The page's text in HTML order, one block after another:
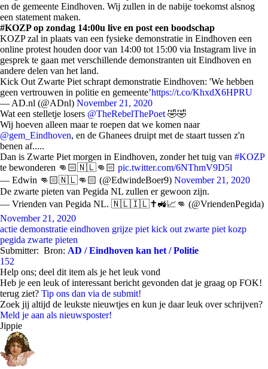
en de gemeente Eindhoven. Wij zullen in de nabije toekomst alsnog
een statement maken.
#KOZP op zondag 14:00u live en post een boodschap
KOZP zal in plaats van een fysieke demonstratie in Eindhoven een
online protest houden door van 14:00 tot 15:00 via Instagram live in
gesprek te gaan met verschillende demonstranten uit Eindhoven en
andere delen van het land.
Kick Out Zwarte Piet schrapt demonstratie Eindhoven: 'We hebben
geen vertrouwen in politie en gemeente’https://t.co/KhxdX6HPRU
— AD.nl (@ADnl) November 21, 2020
Wat een stelletje losers @TheRebelThePoet 🤣🤣
Wij hoeven alleen maar te roepen dat we komen naar
@gem_Eindhoven, en de Ghanees druipt met de staart tussen z'n
benen af.....
Dan is Zwarte Piet morgen in Eindhoven, zonder het tuig van #KOZP
te bewonderen 👊🏻🇳🇱👊🏻 pic.twitter.com/6NThmV9D5l
— Edwℹ️n 👊🏻🇳🇱👊🏻 (@EdwindeBoer9) November 21, 2020
De zwarte pieten van Pegida NL zullen er gewoon zijn.
— Vrienden van Pegida NL. 🇳🇱🇮🇱✝️🚜📈👊 (@VriendenPegida)
November 21, 2020
actie demonstratie eindhoven grijze piet kick out zwarte piet kozp
pegida zwarte pieten
Submitter: Bron: AD / Eindhoven kan het / Politie
152
Help ons; deel dit item als je het leuk vond
Heb je een leuk of interessant bericht gevonden dat je graag op FOK!
terug ziet? Tip ons dan via de submit!
Zoek jij altijd de leukste nieuwtjes en kun je daar leuk over schrijven?
Meld je aan als nieuwsposter!
Jippie